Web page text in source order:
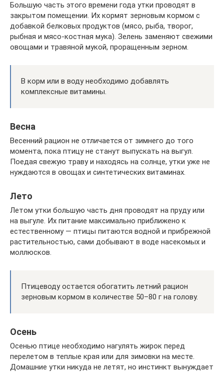
Большую часть этого времени года утки проводят в
закрытом помещении. Их кормят зерновым кормом с
добавкой белковых продуктов (мясо, рыба, творог,
рыбная и мясо-костная мука). Зелень заменяют свежими
овощами и травяной мукой, проращенным зерном.
В корм или в воду необходимо добавлять
комплексные витамины.
Весна
Весенний рацион не отличается от зимнего до того
момента, пока птицу не станут выпускать на выгул.
Поедая свежую траву и находясь на солнце, утки уже не
нуждаются в овощах и синтетических витаминах.
Лето
Летом утки большую часть дня проводят на пруду или
на выгуле. Их питание максимально приближено к
естественному — птицы питаются водной и прибрежной
растительностью, сами добывают в воде насекомых и
моллюсков.
Птицеводу остается обогатить летний рацион
зерновым кормом в количестве 50–80 г на голову.
Осень
Осенью птице необходимо нагулять жирок перед
перелетом в теплые края или для зимовки на месте.
Домашние утки никуда не летят, но инстинкт вынуждает